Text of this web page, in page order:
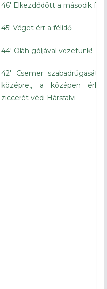
46′ Elkezdődött a második
45′ Véget ért a félidő
44′ Oláh góljával vezetünk!
42′ Csemer szabadrúgását
középre,, a középen
ziccerét védi Hársfalvi